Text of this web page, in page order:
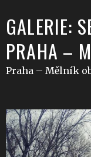
GALERIE:
PRAHA –
Praha – Mělník